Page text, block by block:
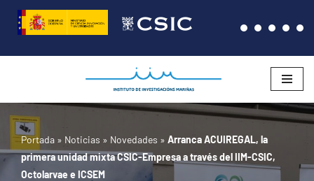
Saltar
al
Portada » Noticias » Novedades » Arranca ACUIREGAL, la
primera unidad mixta CSIC-Empresa a través del IIM-CSIC,
Octolarvae e ICSEM